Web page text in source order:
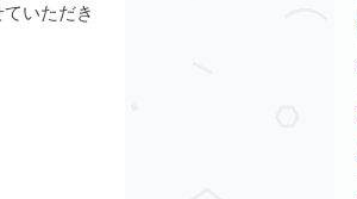
いただき